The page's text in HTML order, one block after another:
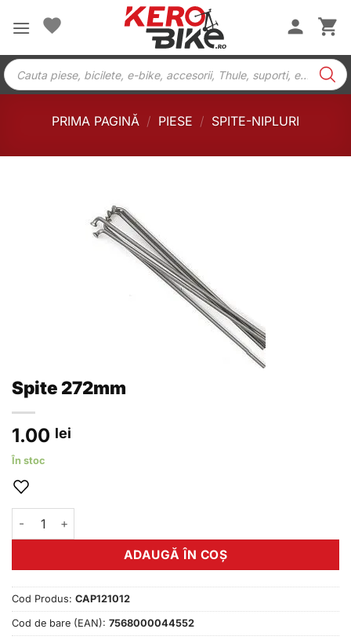
Products
search
PRIMA PAGINĂ / PIESE / SPITE-NIPLURI
Spite 272mm
1.00 lei
În stoc
Cantitate Spite 272mm
ADAUGĂ ÎN COȘ
Cod Produs: CAP121012
Cod de bare (EAN): 7568000044552